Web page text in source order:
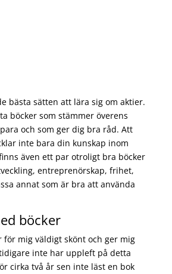
bästa sätten att lära sig om aktier.
böcker som stämmer överens
och som ger dig bra råd. Att
inte bara din kunskap inom
även ett par otroligt bra böcker
entreprenörskap, frihet,
annat som är bra att använda
böcker
för mig väldigt skönt och ger mig
inte har uppleft på detta
cirka två år sen inte läst en bok